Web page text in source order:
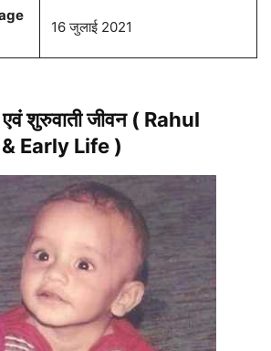
16 जुलाई 2021
एवं शुरुवाती जीवन ( Rahul
Early Life )